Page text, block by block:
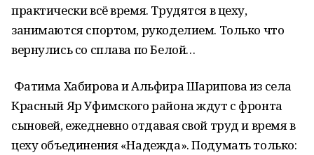
практически всё время. Трудятся в цеху,
занимаются спортом, рукоделием. Только что
вернулись со сплава по Белой…
Фатима Хабирова и Альфира Шарипова из села
Красный Яр Уфимского района ждут с фронта
сыновей, ежедневно отдавая свой труд и время в
цеху объединения «Надежда». Подумать только: